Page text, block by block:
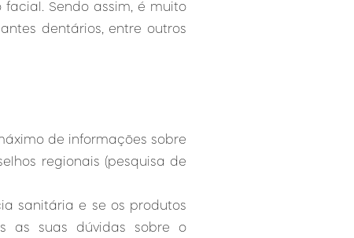
Sendo assim, é muito
dentários, entre outros
de informações sobre
regionais (pesquisa de
sanitária e se os produtos
as suas dúvidas sobre o